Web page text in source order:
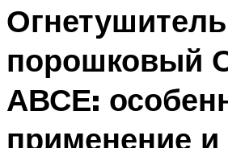
Огнетушитель
порошковый
АВСЕ:
применение и